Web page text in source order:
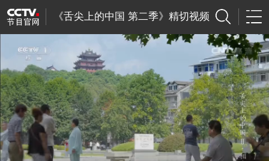
《舌尖上的中国 第二季》精切视频